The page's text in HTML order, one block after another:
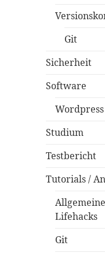
Git
Sicherheit
Software
Wordpress
Studium
Testbericht
Tutorials /
Lifehacks
Git